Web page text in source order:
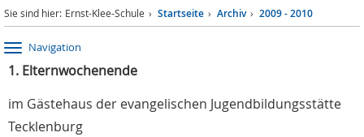
Sie sind hier: Ernst-Klee-Schule Startseite Archiv 2009 - 2010
Navigation
1. Elternwochenende
im Gästehaus der evangelischen Jugendbildungsstätte
Tecklenburg